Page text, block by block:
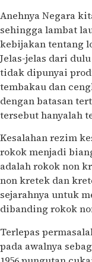
Anehnya Negara
sehingga lambat
kebijakan tentang
Jelas-jelas dari
tidak dipunyai
tembakau dan
dengan batasan
tersebut hanyalah
Kesalahan rezim
rokok menjadi
adalah rokok non
non kretek dan
sejarahnya untuk
dibanding rokok
Terlepas
pada awalnya